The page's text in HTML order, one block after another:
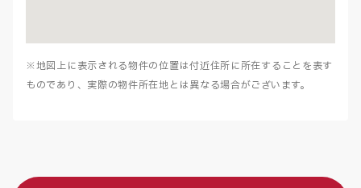
※地図上に表示される物件の位置は付近住所に所在することを表す
ものであり、実際の物件所在地とは異なる場合がございます。